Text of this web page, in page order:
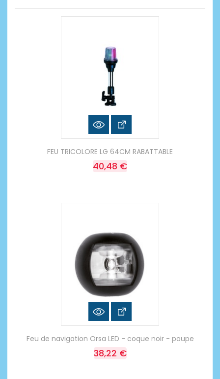
FEU TRICOLORE LG 64CM RABATTABLE
40,48 €
Feu de navigation Orsa LED - coque noir - poupe
38,22 €